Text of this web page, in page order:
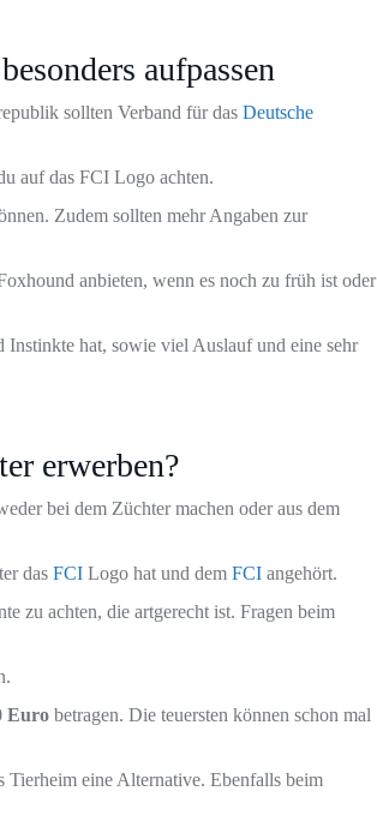
aufpassen
sollten Verband für das Deutsche
auf das FCI Logo achten.
Zudem sollten mehr Angaben zur
anbieten, wenn es noch zu früh ist oder
Instinkte hat, sowie viel Auslauf und eine sehr
erwerben?
bei dem Züchter machen oder aus dem
das FCI Logo hat und dem FCI angehört.
zu achten, die artgerecht ist. Fragen beim
Euro betragen. Die teuersten können schon mal
Tierheim eine Alternative. Ebenfalls beim